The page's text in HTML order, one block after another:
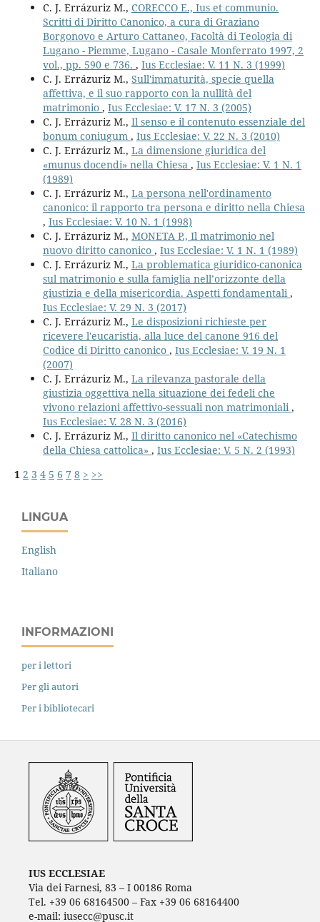
C. J. Errázuriz M., CORECCO E., Ius et communio.
Scritti di Diritto Canonico, a cura di Graziano
Borgonovo e Arturo Cattaneo, Facoltà di Teologia di
Lugano - Piemme, Lugano - Casale Monferrato 1997, 2
vol., pp. 590 e 736. , Ius Ecclesiae: V. 11 N. 3 (1999)
C. J. Errázuriz M., Sull'immaturità, specie quella
affettiva, e il suo rapporto con la nullità del
matrimonio , Ius Ecclesiae: V. 17 N. 3 (2005)
C. J. Errázuriz M., Il senso e il contenuto essenziale del
bonum coniugum , Ius Ecclesiae: V. 22 N. 3 (2010)
C. J. Errázuriz M., La dimensione giuridica del
«munus docendi» nella Chiesa , Ius Ecclesiae: V. 1 N. 1
(1989)
C. J. Errázuriz M., La persona nell'ordinamento
canonico: il rapporto tra persona e diritto nella Chiesa
, Ius Ecclesiae: V. 10 N. 1 (1998)
C. J. Errázuriz M., MONETA P., Il matrimonio nel
nuovo diritto canonico , Ius Ecclesiae: V. 1 N. 1 (1989)
C. J. Errázuriz M., La problematica giuridico-canonica
sul matrimonio e sulla famiglia nell’orizzonte della
giustizia e della misericordia. Aspetti fondamentali,
Ius Ecclesiae: V. 29 N. 3 (2017)
C. J. Errázuriz M., Le disposizioni richieste per
ricevere l'eucaristia, alla luce del canone 916 del
Codice di Diritto canonico , Ius Ecclesiae: V. 19 N. 1
(2007)
C. J. Errázuriz M., La rilevanza pastorale della
giustizia oggettiva nella situazione dei fedeli che
vivono relazioni affettivo-sessuali non matrimoniali,
Ius Ecclesiae: V. 28 N. 3 (2016)
C. J. Errázuriz M., Il diritto canonico nel «Catechismo
della Chiesa cattolica» , Ius Ecclesiae: V. 5 N. 2 (1993)
1 2 3 4 5 6 7 8 > >>
LINGUA
English
Italiano
INFORMAZIONI
per i lettori
Per gli autori
Per i bibliotecari
IUS ECCLESIAE
Via dei Farnesi, 83 – I 00186 Roma
Tel. +39 06 68164500 – Fax +39 06 68164400
e-mail: iusecc@pusc.it